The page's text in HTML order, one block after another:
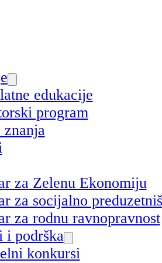
edukacije
program
znanja
za Zelenu Ekonomiju
za socijalno
za rodnu ravnopravnost
i podrška
konkursi